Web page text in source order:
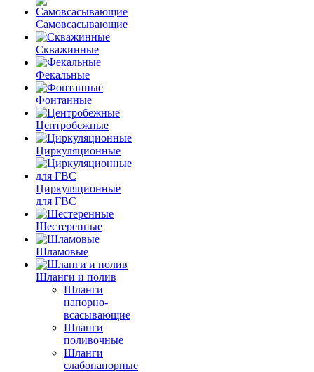
Самовсасывающие
Скважинные
Фекальные
Фонтанные
Центробежные
Циркуляционные
Циркуляционные
для ГВС
Шестеренные
Шламовые
Шланги и полив
Шланги
напорно-
всасывающие
Шланги
поливочные
Шланги
слабонапорные